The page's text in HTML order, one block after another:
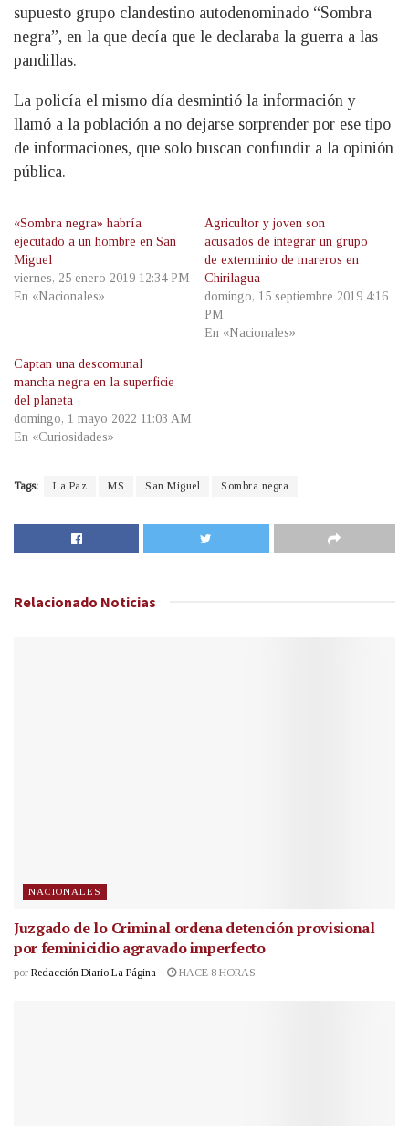
supuesto grupo clandestino autodenominado “Sombra
negra”, en la que decía que le declaraba la guerra a las
pandillas.
La policía el mismo día desmintió la información y
llamó a la población a no dejarse sorprender por ese tipo
de informaciones, que solo buscan confundir a la opinión
pública.
«Sombra negra» habría
ejecutado a un hombre en San
Miguel
viernes, 25 enero 2019 12:34 PM
En «Nacionales»
Agricultor y joven son
acusados de integrar un grupo
de exterminio de mareros en
Chirilagua
domingo, 15 septiembre 2019 4:16
PM
En «Nacionales»
Captan una descomunal
mancha negra en la superficie
del planeta
domingo, 1 mayo 2022 11:03 AM
En «Curiosidades»
Tags: La Paz MS San Miguel Sombra negra
Relacionado Noticias
NACIONALES
Juzgado de lo Criminal ordena detención provisional
por feminicidio agravado imperfecto
por Redacción Diario La Página HACE 8 HORAS